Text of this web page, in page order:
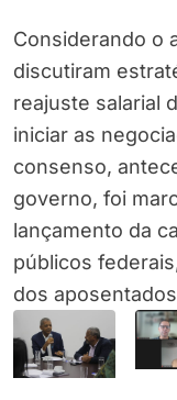
Considerando o
discutiram
reajuste salarial
iniciar as
consenso,
governo, foi
lançamento da
públicos
dos